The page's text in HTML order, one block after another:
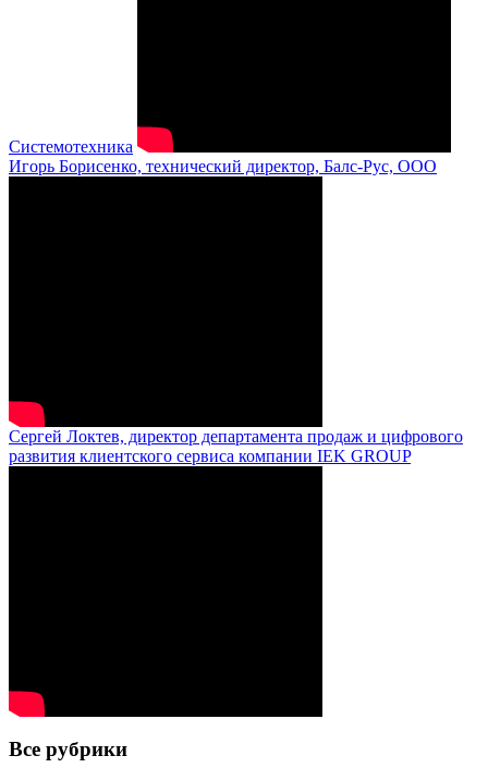
Системотехника
Игорь Борисенко, технический директор, Балс-Рус, ООО
Сергей Локтев, директор департамента продаж и цифрового
развития клиентского сервиса компании IEK GROUP
Все рубрики